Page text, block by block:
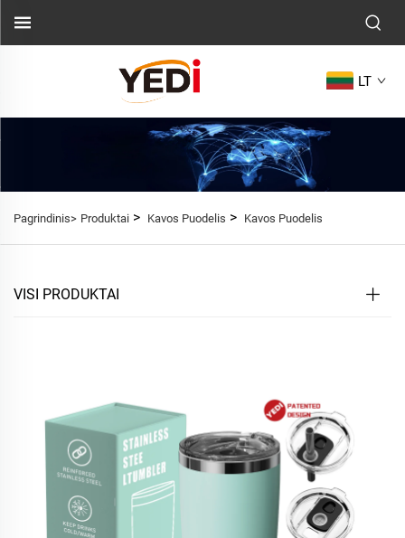
LT
Pagrindinis> Produktai > Kavos Puodelis > Kavos Puodelis
VISI PRODUKTAI